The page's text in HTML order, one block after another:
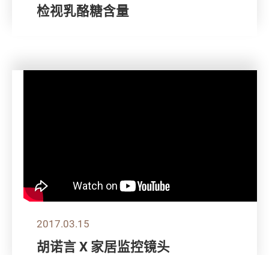
检视乳酪糖含量
2017.03.15
胡诺言 X 家居监控镜头